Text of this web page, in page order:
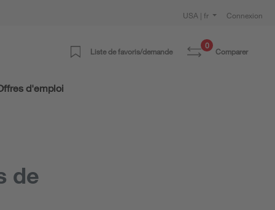
USA | fr Connexion
Liste de favoris/demande
0
Comparer
d'emploi
de